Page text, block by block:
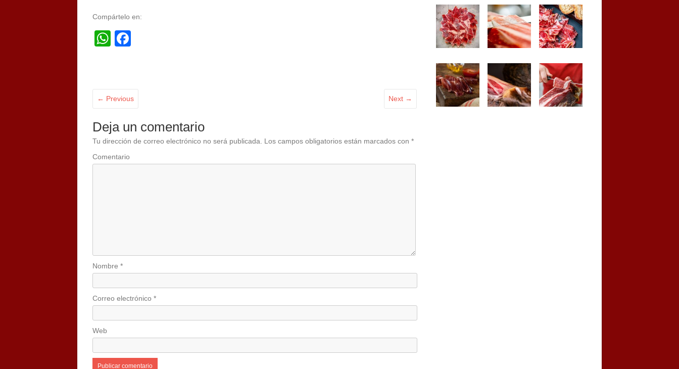
Compártelo en:
WhatsApp
← Previous Next →
Deja un comentario
Tu dirección de correo electrónico no será publicada. Los campos obligatorios están marcados con *
Comentario
Nombre *
Correo electrónico *
Web